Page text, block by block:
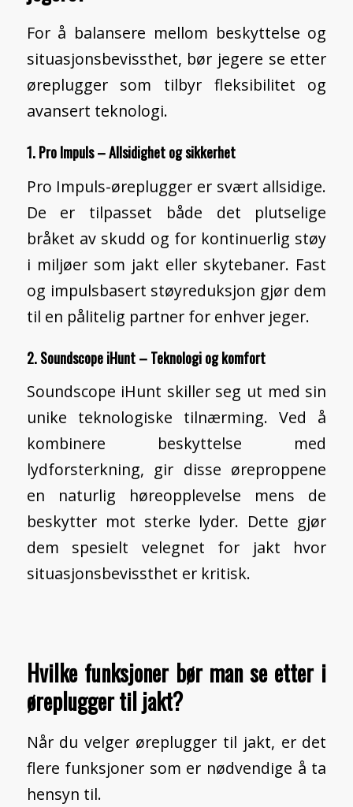
For å balansere mellom beskyttelse og
situasjonsbevissthet, bør jegere se etter
øreplugger som tilbyr fleksibilitet og
avansert teknologi.
1. Pro Impuls – Allsidighet og sikkerhet
Pro Impuls-øreplugger er svært allsidige.
De er tilpasset både det plutselige
bråket av skudd og for kontinuerlig støy
i miljøer som jakt eller skytebaner. Fast
og impulsbasert støyreduksjon gjør dem
til en pålitelig partner for enhver jeger.
2. Soundscope iHunt – Teknologi og komfort
Soundscope iHunt skiller seg ut med sin
unike teknologiske tilnærming. Ved å
kombinere beskyttelse med
lydforsterkning, gir disse øreproppene
en naturlig høreopplevelse mens de
beskytter mot sterke lyder. Dette gjør
dem spesielt velegnet for jakt hvor
situasjonsbevissthet er kritisk.
Hvilke funksjoner bør man se etter i
øreplugger til jakt?
Når du velger øreplugger til jakt, er det
flere funksjoner som er nødvendige å ta
hensyn til.